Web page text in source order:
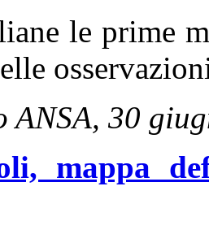
le prime
ANSA, 30
mappa